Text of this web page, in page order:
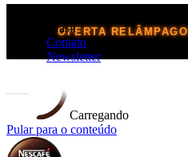
OFERTA
Carregando
Pular para o conteúdo
Brasil
Contato
Newsletter